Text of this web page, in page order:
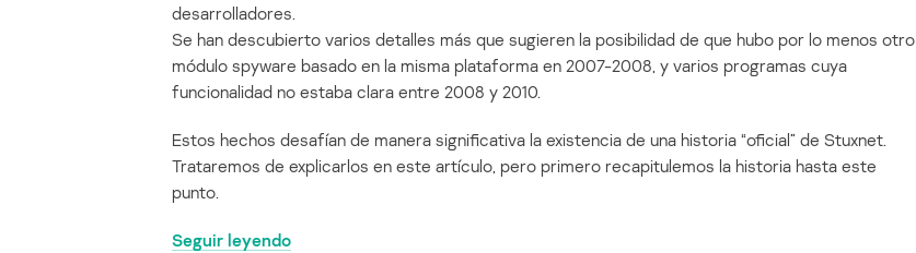
desarrolladores.
Se han descubierto varios detalles más que sugieren la posibilidad de que hubo por lo menos otro
módulo spyware basado en la misma plataforma en 2007-2008, y varios programas cuya
funcionalidad no estaba clara entre 2008 y 2010.
Estos hechos desafían de manera significativa la existencia de una historia “oficial” de Stuxnet.
Trataremos de explicarlos en este artículo, pero primero recapitulemos la historia hasta este
punto.
Seguir leyendo